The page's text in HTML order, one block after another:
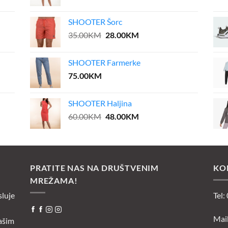
55.00KM.
SHOOTER Šorc
35.00KM Original
35.00KM.
28.00KMCurrent
28.00KM.
SHOOTER Farmerke
75.00KM
SHOOTER Haljina
60.00KM Original
60.00KM.
48.00KMCurrent
48.00KM.
PRATITE NAS NA DRUŠTVENIM
MREŽAMA!
Tel: